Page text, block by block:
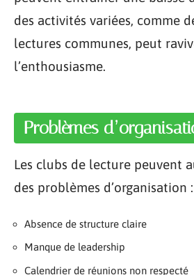
des activités variées, comme
lectures communes, peut
l’enthousiasme.
Problèmes
Les clubs de lecture peuvent
des problèmes d’organisation :
Absence de structure claire
Manque de leadership
Calendrier de réunions non respecté